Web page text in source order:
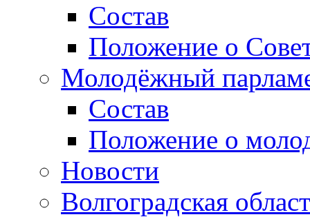
Состав
Положение о
Молодёжный
Состав
Положение о
Новости
Волгоградская